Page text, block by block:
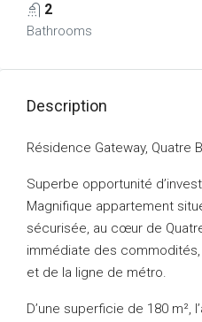
2
Bathrooms
Description
Résidence Gateway, Quatre
Superbe opportunité
Magnifique appartement
sécurisée, au cœur de
immédiate des
et de la ligne de métro.
D’une superficie de 180 m²,